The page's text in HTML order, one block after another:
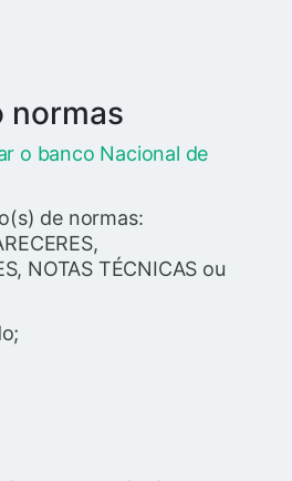
normas
o banco Nacional de
de normas:
NOTAS TÉCNICAS ou